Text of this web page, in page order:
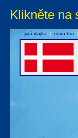
Klikněte na
jiná vlajka | nová hra